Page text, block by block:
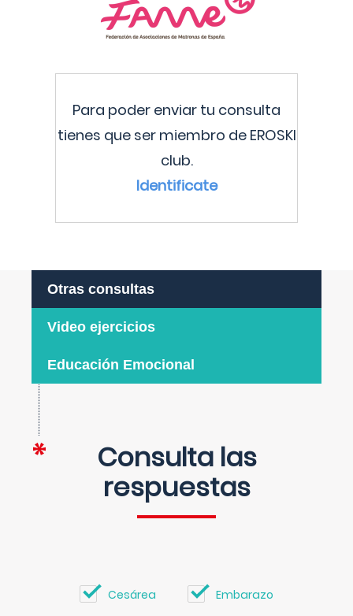
Para poder enviar tu consulta
tienes que ser miembro de EROSKI
club.
Identificate
Otras consultas
Video ejercicios
Educación Emocional
Consulta las
respuestas
Cesárea Embarazo